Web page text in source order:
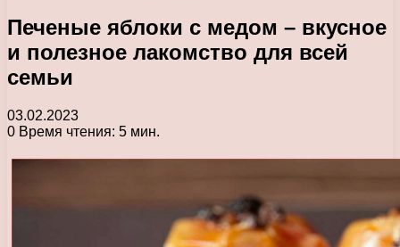
Печеные яблоки с медом – вкусное
и полезное лакомство для всей
семьи
03.02.2023
0 Время чтения: 5 мин.